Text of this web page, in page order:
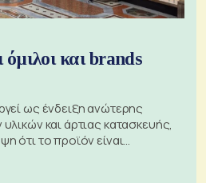
όμιλοι και brands
ως ένδειξη ανώτερης
και άρτιας κατασκευής,
ότι το προϊόν είναι